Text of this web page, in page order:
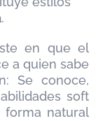
.
en que el
a quien sabe
Se conoce,
soft
forma natural